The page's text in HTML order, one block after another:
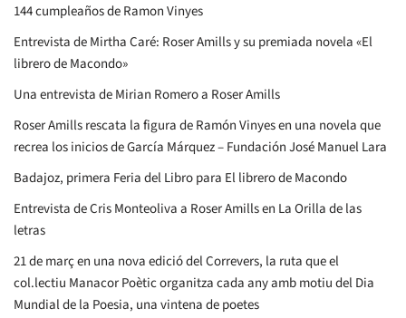
144 cumpleaños de Ramon Vinyes
Entrevista de Mirtha Caré: Roser Amills y su premiada novela «El
librero de Macondo»
Una entrevista de Mirian Romero a Roser Amills
Roser Amills rescata la figura de Ramón Vinyes en una novela que
recrea los inicios de García Márquez – Fundación José Manuel Lara
Badajoz, primera Feria del Libro para El librero de Macondo
Entrevista de Cris Monteoliva a Roser Amills en La Orilla de las
letras
21 de març en una nova edició del Correvers, la ruta que el
col.lectiu Manacor Poètic organitza cada any amb motiu del Dia
Mundial de la Poesia, una vintena de poetes